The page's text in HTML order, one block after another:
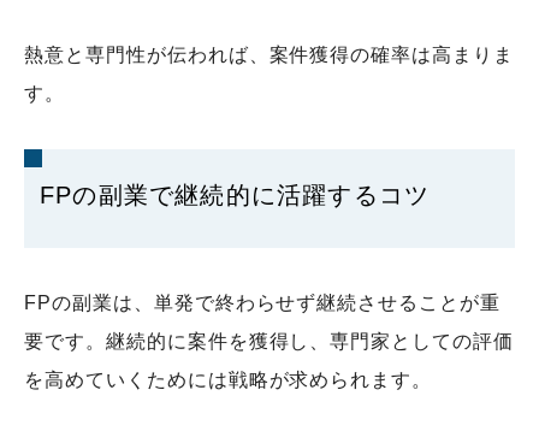
熱意と専門性が伝われば、案件獲得の確率は高まりま
す。
FPの副業で継続的に活躍するコツ
FPの副業は、単発で終わらせず継続させることが重
要です。継続的に案件を獲得し、専門家としての評価
を高めていくためには戦略が求められます。